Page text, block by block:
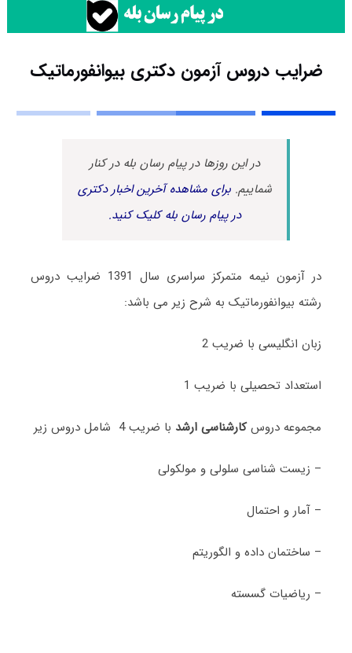
ضرایب دروس آزمون دکتری بیوانفورماتیک
در این روزها در پیام رسان بله در کنار
شماییم.برای مشاهده آخرین اخبار دکتری
در پیام رسان بله کلیک کنید.
در آزمون نیمه متمرکز سراسری سال 1391 ضرایب دروس
رشته بیوانفورماتیک به شرح زیر می باشد:
زبان انگلیسی با ضریب 2
استعداد تحصیلی با ضریب 1
مجموعه دروسکارشناسی ارشد با ضریب 4 شامل دروس زیر
– زیست شناسی سلولی و مولکولی
– آمار و احتمال
– ساختمان داده و الگوریتم
– ریاضیات گسسته